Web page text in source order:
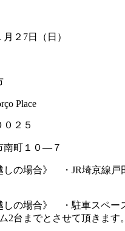
２7日（日）
Place
２５
南町１０―７
しの場合》 ・JR埼京線戸
しの場合》 ・駐車スペー
2台までとさせて頂きます。